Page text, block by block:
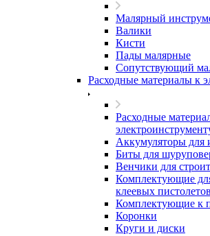
Малярный
Валики
Кисти
Пады малярные
Сопутствующий
Расходные материалы к
Расходные
Аккумуляторы для
Биты для
Венчики для
Комплектующие
клеевых пистолетов
Комплектующие к
Коронки
Круги и диски